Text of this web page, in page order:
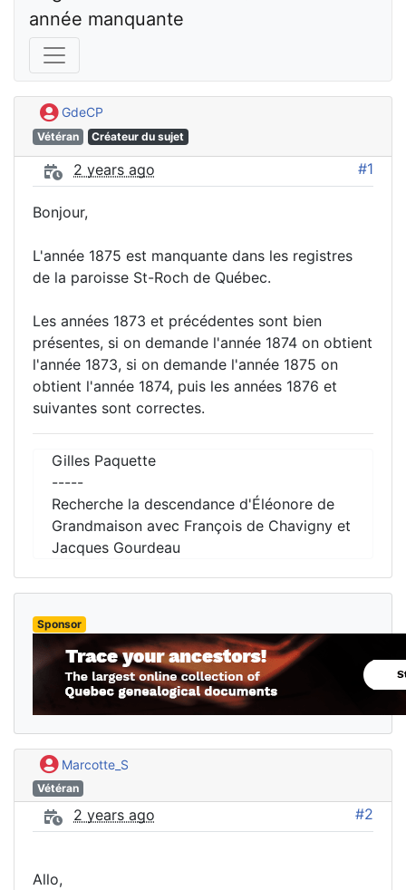
année manquante
GdeCP
Vétéran Créateur du sujet
2 years ago #1
Bonjour,
L'année 1875 est manquante dans les registres
de la paroisse St-Roch de Québec.
Les années 1873 et précédentes sont bien
présentes, si on demande l'année 1874 on obtient
l'année 1873, si on demande l'année 1875 on
obtient l'année 1874, puis les années 1876 et
suivantes sont correctes.
Gilles Paquette
-----
Recherche la descendance d'Éléonore de
Grandmaison avec François de Chavigny et
Jacques Gourdeau
Sponsor
Marcotte_S
Vétéran
2 years ago #2
Allo,